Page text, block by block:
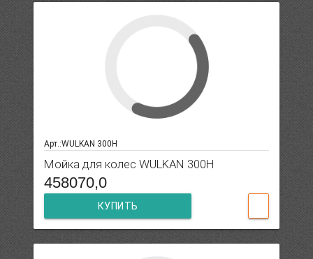
Арт.:WULKAN 300H
Мойка для колес WULKAN 300H
458070,0
КУПИТЬ